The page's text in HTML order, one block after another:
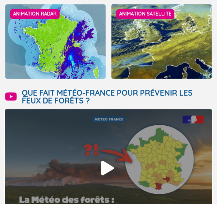
ANIMATION RADAR ANIMATION SATELLITE
QUE FAIT MÉTÉO-FRANCE POUR PRÉVENIR LES
FEUX DE FORÊTS ?